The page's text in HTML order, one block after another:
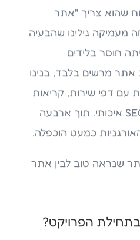
שהוא צריך "אתר
מעמיקה גילינו שהבעיה
חוסר בלידים
אתר מרשים בלבד, בנינו
דפי שירות, קריאות
לפעולה ברורות ותוכן SEO איכותי. תוך ארבעה
כמעט הוכפלה.
שנראה טוב לבין אתר
הפרויקט?